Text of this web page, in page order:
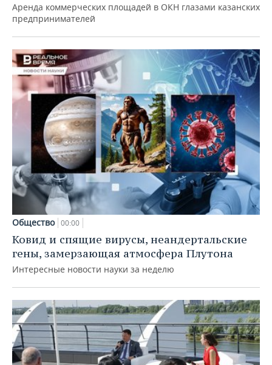
Аренда коммерческих площадей в ОКН глазами казанских
предпринимателей
Общество 00:00
Ковид и спящие вирусы, неандертальские
гены, замерзающая атмосфера Плутона
Интересные новости науки за неделю